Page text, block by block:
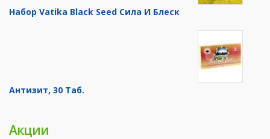
Набор Vatika Black Seed Сила И Блеск
Антизит, 30 Таб.
Акции